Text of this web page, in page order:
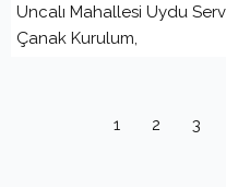
Uncalı Mahallesi Uydu
Çanak Kurulum,
1 2 3